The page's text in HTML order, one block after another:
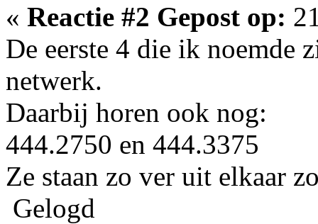
« Reactie #2 Gepost op:
De eerste 4 die ik noemde
netwerk.
Daarbij horen ook nog:
444.2750 en 444.3375
Ze staan zo ver uit elkaar
Gelogd